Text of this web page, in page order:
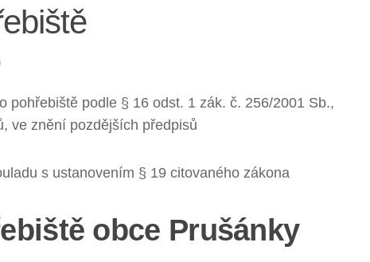
pohřebiště podle § 16 odst. 1 zák. č. 256/2001 Sb.,
ve znění pozdějších předpisů
s ustanovením § 19 citovaného zákona
obce Prušánky